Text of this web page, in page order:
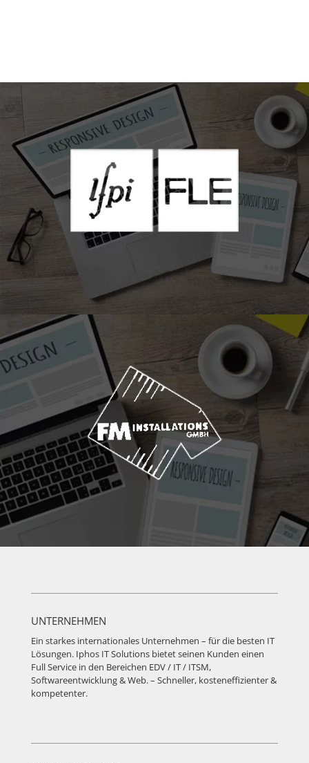
UNTERNEHMEN
Ein starkes internationales Unternehmen – für die besten IT
Lösungen. Iphos IT Solutions bietet seinen Kunden einen
Full Service in den Bereichen EDV / IT / ITSM,
Softwareentwicklung & Web. – Schneller, kosteneffizienter &
kompetenter.